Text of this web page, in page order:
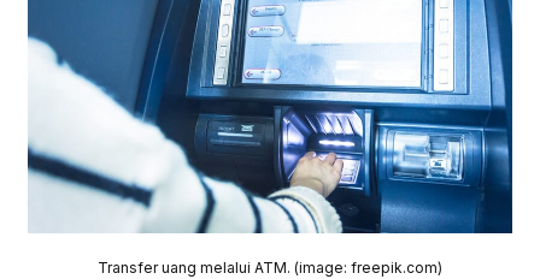
Transfer uang melalui ATM. (image: freepik.com)